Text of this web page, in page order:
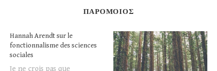
ΠΑΡΌΜΟΙΟΣ
Hannah Arendt sur le
fonctionnalisme des sciences
sociales
Je ne crois pas que